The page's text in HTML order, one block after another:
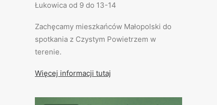
Łukowica od 9 do 13-14
Zachęcamy mieszkańców Małopolski do
spotkania z Czystym Powietrzem w
terenie.
Więcej informacji tutaj